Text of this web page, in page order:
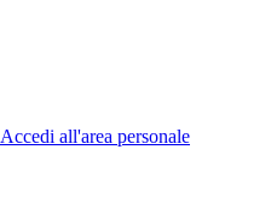
Accedi all'area personale